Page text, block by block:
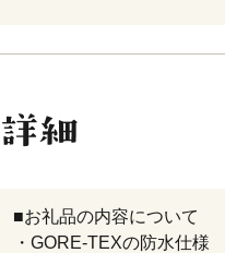
■お礼品の内容について
・GORE-TEXの防水仕